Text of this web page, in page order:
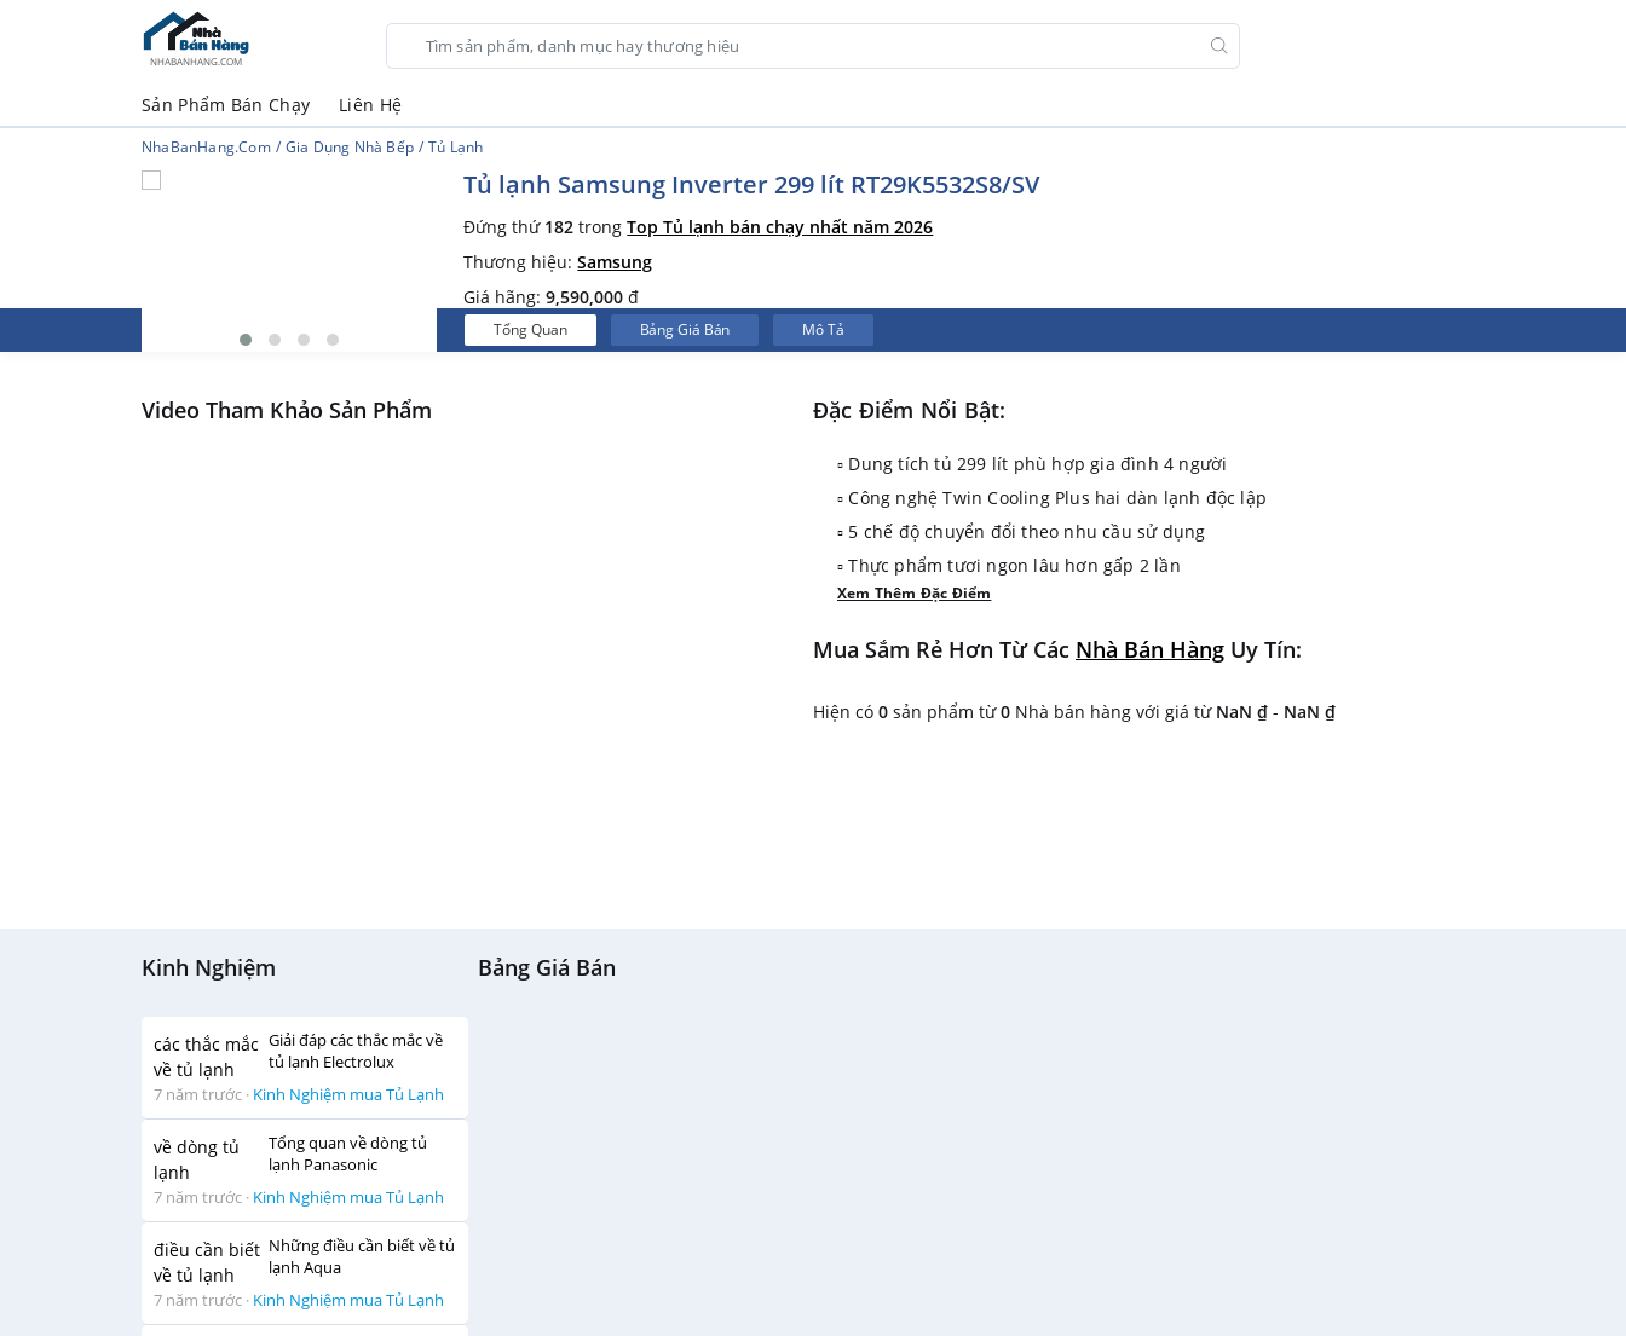
NHABANHANG.COM
Sản Phẩm Bán Chạy Liên Hệ
NhaBanHang.com Gia Dụng Nhà Bếp Tủ Lạnh
Tủ lạnh Samsung Inverter 299 lít RT29K5532S8/SV
Đứng thứ 182 trongTop Tủ lạnh bán chạy nhất năm 2026
Thương hiệu:Samsung
Giá hãng:9,590,000 đ
Tổng Quan Bảng Giá Bán Mô Tả
Video Tham Khảo Sản Phẩm Đặc Điểm Nổi Bật:
▫ Dung tích tủ 299 lít phù hợp gia đình 4 người
▫ Công nghệ Twin Cooling Plus hai dàn lạnh độc lập
▫ 5 chế độ chuyển đổi theo nhu cầu sử dụng
▫ Thực phẩm tươi ngon lâu hơn gấp 2 lần
▫ Làm đá và làm lạnh nhanh
▫ Ngăn chứa thực phẩm thông minh, tiện lợi
Xem Thêm Đặc Điểm
Mua Sắm Rẻ Hơn Từ Các Nhà Bán Hàng Uy Tín:
Hiện có 0 sản phẩm từ0 Nhà bán hàng với giá từ NaN ₫ - NaN ₫
Kinh Nghiệm
Giải đáp các thắc mắc về
tủ lạnh Electrolux
7 năm trước · Kinh Nghiệm mua Tủ Lạnh
Tổng quan về dòng tủ
lạnh Panasonic
7 năm trước · Kinh Nghiệm mua Tủ Lạnh
Những điều cần biết về tủ
lạnh Aqua
7 năm trước · Kinh Nghiệm mua Tủ Lạnh
Bảng Giá Bán